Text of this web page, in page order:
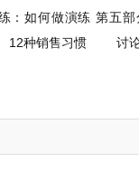
：如何做演练第五部
种销售习惯 讨论：